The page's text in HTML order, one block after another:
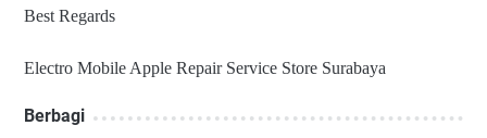
Best Regards
Electro Mobile Apple Repair Service Store Surabaya
Berbagi